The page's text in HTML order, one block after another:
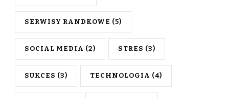
SERWISY RANDKOWE (5)
SOCIAL MEDIA (2) STRES (3)
SUKCES (3) TECHNOLOGIA (4)